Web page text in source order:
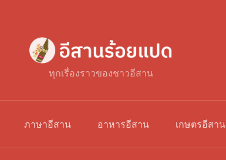
ทุกเรื่องราวของชาวอีสาน
ภาษาอีสาน อาหารอีสาน เกษตรอีสาน